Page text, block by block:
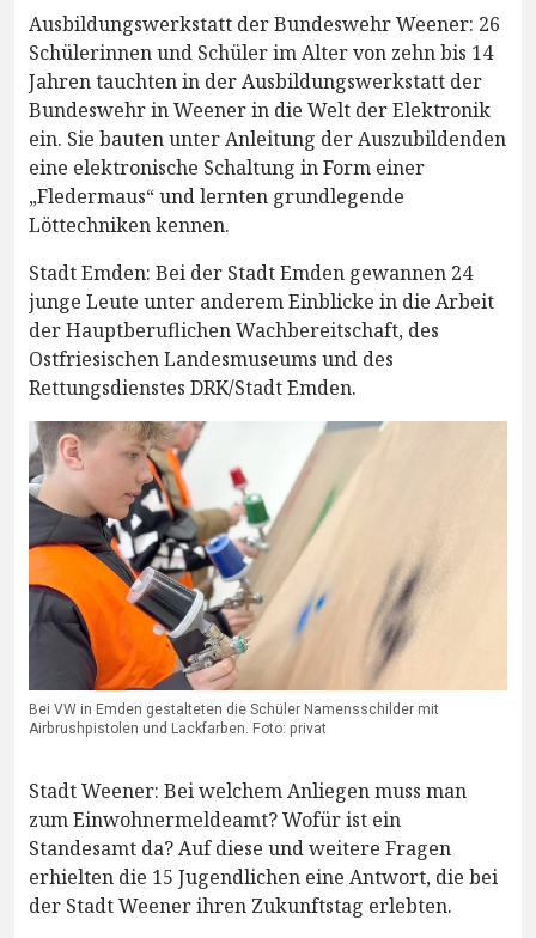
Ausbildungswerkstatt der Bundeswehr Weener: 26
Schülerinnen und Schüler im Alter von zehn bis 14
Jahren tauchten in der Ausbildungswerkstatt der
Bundeswehr in Weener in die Welt der Elektronik
ein. Sie bauten unter Anleitung der Auszubildenden
eine elektronische Schaltung in Form einer
„Fledermaus“ und lernten grundlegende
Löttechniken kennen.
Stadt Emden: Bei der Stadt Emden gewannen 24
junge Leute unter anderem Einblicke in die Arbeit
der Hauptberuflichen Wachbereitschaft, des
Ostfriesischen Landesmuseums und des
Rettungsdienstes DRK/Stadt Emden.
Bei VW in Emden gestalteten die Schüler Namensschilder mit
Airbrushpistolen und Lackfarben. Foto: privat
Stadt Weener: Bei welchem Anliegen muss man
zum Einwohnermeldeamt? Wofür ist ein
Standesamt da? Auf diese und weitere Fragen
erhielten die 15 Jugendlichen eine Antwort, die bei
der Stadt Weener ihren Zukunftstag erlebten.